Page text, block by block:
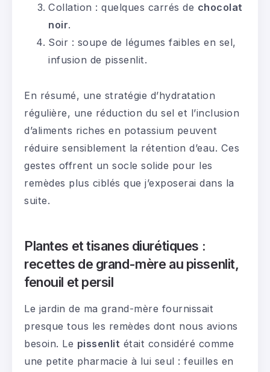
Collation : quelques carrés de chocolat
noir.
Soir : soupe de légumes faibles en sel,
infusion de pissenlit.
En résumé, une stratégie d’hydratation
régulière, une réduction du sel et l’inclusion
d’aliments riches en potassium peuvent
réduire sensiblement la rétention d’eau. Ces
gestes offrent un socle solide pour les
remèdes plus ciblés que j’exposerai dans la
suite.
Plantes et tisanes diurétiques :
recettes de grand-mère au pissenlit,
fenouil et persil
Le jardin de ma grand-mère fournissait
presque tous les remèdes dont nous avions
besoin. Le pissenlit était considéré comme
une petite pharmacie à lui seul : feuilles en